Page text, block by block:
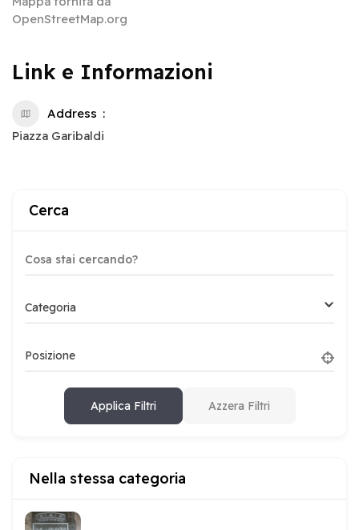
OpenStreetMap.org
Link e Informazioni
Address
Piazza Garibaldi
Cerca
Categoria
Posizione
Applica Filtri Azzera Filtri
Nella stessa categoria